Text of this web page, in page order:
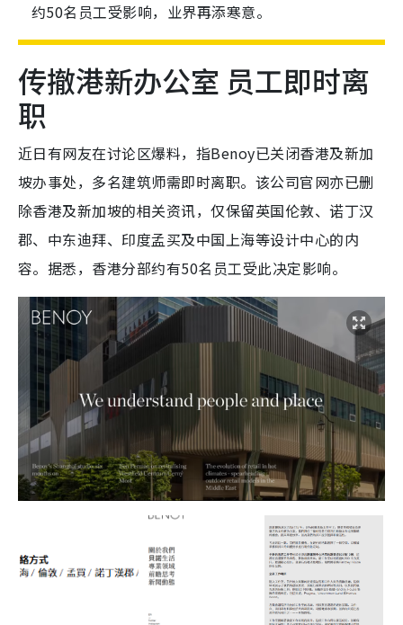
约50名员工受影响，业界再添寒意。
传撤港新办公室 员工即时离
职
近日有网友在讨论区爆料，指Benoy已关闭香港及新加
坡办事处，多名建筑师需即时离职。该公司官网亦已删
除香港及新加坡的相关资讯，仅保留英国伦敦、诺丁汉
郡、中东迪拜、印度孟买及中国上海等设计中心的内
容。据悉，香港分部约有50名员工受此决定影响。